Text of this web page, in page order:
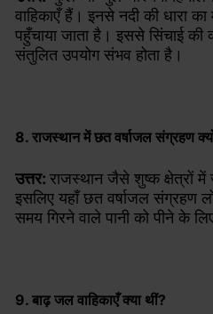
वाहिकाएँ हैं। इनसे नदी की धारा
पहुँचाया जाता है। इससे सिंचाई
संतुलित उपयोग संभव होता है।
8. राजस्थान में छत वर्षाजल संग्रहण
उत्तर: राजस्थान जैसे शुष्क क्षेत्रों में
इसलिए यहाँ छत वर्षाजल संग्रहण
समय गिरने वाले पानी को पीने के
9. बाढ़ जल वाहिकाएँ क्या थीं?